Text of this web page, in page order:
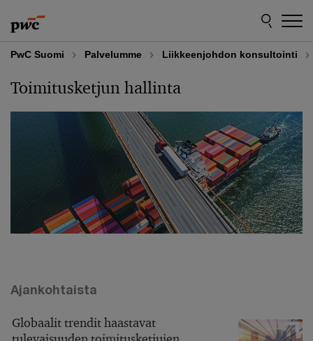
to
content
to
footer
PwC Suomi Palvelumme Liikkeenjohdon konsultointi
Toimitusketjun hallinta
Ajankohtaista
Globaalit trendit haastavat